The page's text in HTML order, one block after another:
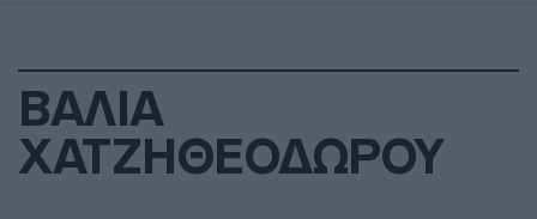
ΒΑΛΙΑ
ΧΑΤΖΗΘΕΟΔΩΡΟΥ